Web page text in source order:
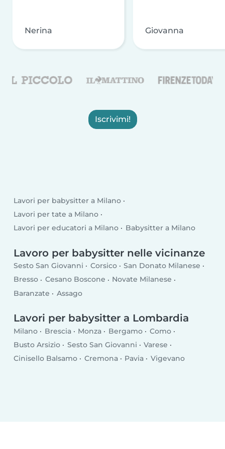
Nerina Giovanna
Iscrivimi!
Lavori per babysitter a Milano
Lavori per tate a Milano
Lavori per educatori a Milano
Babysitter a Milano
Lavoro per babysitter nelle vicinanze
Sesto San Giovanni Corsico
San Donato Milanese
Bresso
Cesano Boscone
Novate Milanese
Baranzate
Assago
Lavori per babysitter a Lombardia
Milano Brescia Monza Bergamo
Como
Busto Arsizio
Sesto San Giovanni
Varese
Cinisello Balsamo
Cremona Pavia Vigevano